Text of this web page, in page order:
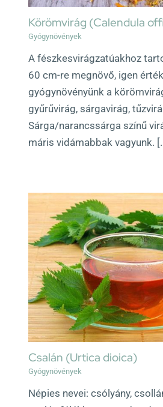
Körömvirág (Calendula
Gyógynövények
A fészkesvirágzatúakhoz
60 cm-re megnövő, igen
gyógynövényünk a
gyűrűvirág, sárgavirág,
Sárga/narancssárga színű
máris vidámabbak vagyunk.
Csalán (Urtica dioica)
Gyógynövények
Népies nevei: csólyány,